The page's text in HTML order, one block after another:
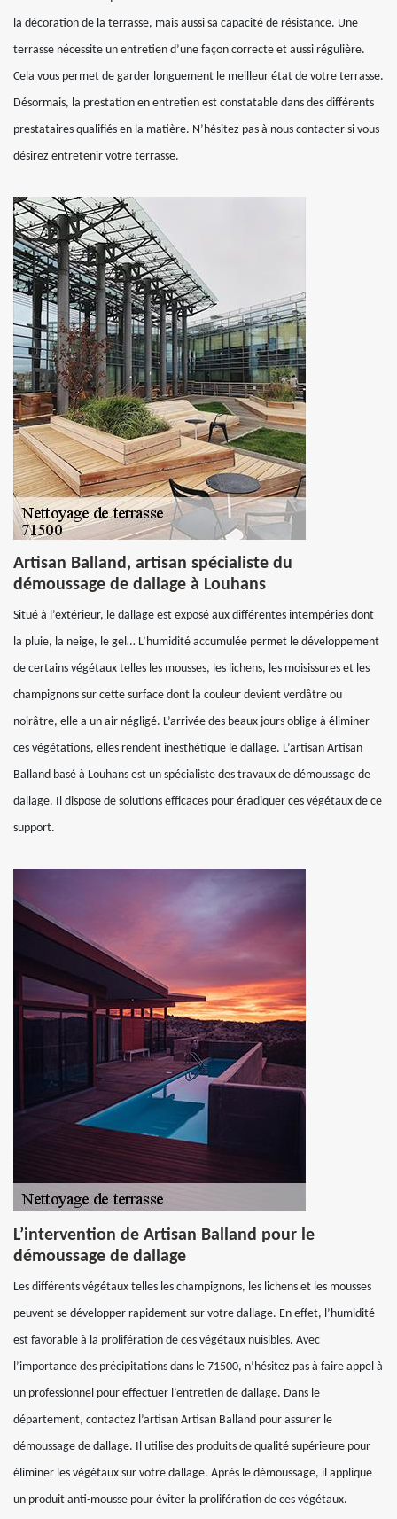
la décoration de la terrasse, mais aussi sa capacité de résistance. Une
terrasse nécessite un entretien d’une façon correcte et aussi régulière.
Cela vous permet de garder longuement le meilleur état de votre terrasse.
Désormais, la prestation en entretien est constatable dans des différents
prestataires qualifiés en la matière. N’hésitez pas à nous contacter si vous
désirez entretenir votre terrasse.
Artisan Balland, artisan spécialiste du
démoussage de dallage à Louhans
Situé à l’extérieur, le dallage est exposé aux différentes intempéries dont
la pluie, la neige, le gel… L’humidité accumulée permet le développement
de certains végétaux telles les mousses, les lichens, les moisissures et les
champignons sur cette surface dont la couleur devient verdâtre ou
noirâtre, elle a un air négligé. L’arrivée des beaux jours oblige à éliminer
ces végétations, elles rendent inesthétique le dallage. L’artisan Artisan
Balland basé à Louhans est un spécialiste des travaux de démoussage de
dallage. Il dispose de solutions efficaces pour éradiquer ces végétaux de ce
support.
L’intervention de Artisan Balland pour le
démoussage de dallage
Les différents végétaux telles les champignons, les lichens et les mousses
peuvent se développer rapidement sur votre dallage. En effet, l’humidité
est favorable à la prolifération de ces végétaux nuisibles. Avec
l’importance des précipitations dans le 71500, n’hésitez pas à faire appel à
un professionnel pour effectuer l’entretien de dallage. Dans le
département, contactez l’artisan Artisan Balland pour assurer le
démoussage de dallage. Il utilise des produits de qualité supérieure pour
éliminer les végétaux sur votre dallage. Après le démoussage, il applique
un produit anti-mousse pour éviter la prolifération de ces végétaux.